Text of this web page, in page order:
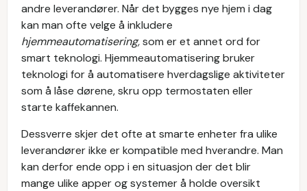
andre leverandører. Når det bygges nye hjem i dag
kan man ofte velge å inkludere
hjemmeautomatisering,som er et annet ord for
smart teknologi. Hjemmeautomatisering bruker
teknologi for å automatisere hverdagslige aktiviteter
som å låse dørene, skru opp termostaten eller
starte kaffekannen.
Dessverre skjer det ofte at smarte enheter fra ulike
leverandører ikke er kompatible med hverandre. Man
kan derfor ende opp i en situasjon der det blir
mange ulike apper og systemer å holde oversikt